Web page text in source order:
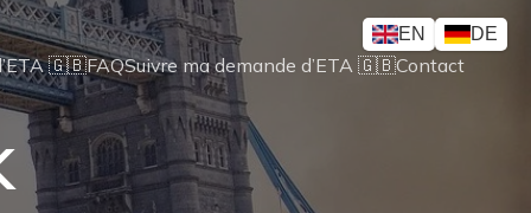
🇬🇧FAQSuivre ma demande d’ETA 🇬🇧Contact
EN DE